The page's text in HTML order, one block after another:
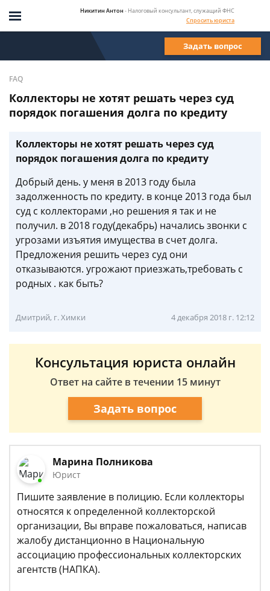
Никитин Антон - Налоговый консультант, служащий ФНС
Спросить юриста
Задать вопрос
FAQ
Коллекторы не хотят решать через суд
порядок погашения долга по кредиту
Коллекторы не хотят решать через суд
порядок погашения долга по кредиту
Добрый день. у меня в 2013 году была
задолженность по кредиту. в конце 2013 года был
суд с коллекторами ,но решения я так и не
получил. в 2018 году(декабрь) начались звонки с
угрозами изъятия имущества в счет долга.
Предложения решить через суд они
отказываются. угрожают приезжать,требовать с
родных . как быть?
Дмитрий, г. Химки 4 декабря 2018 г. 12:12
Консультация юриста онлайн
Ответ на сайте в течении 15 минут
Задать вопрос
Марина Полникова
Юрист
Пишите заявление в полицию. Если коллекторы
относятся к определенной коллекторской
организации, Вы вправе пожаловаться, написав
жалобу дистанционно в Национальную
ассоциацию профессиональных коллекторских
агентств (НАПКА).